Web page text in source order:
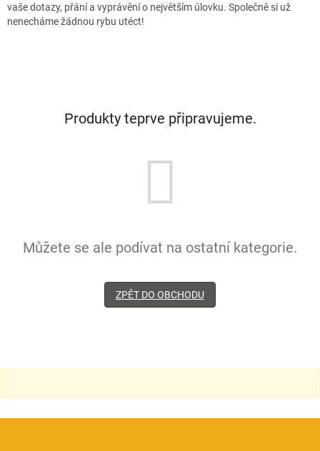
Produkty teprve připravujeme.
Můžete se ale podívat na ostatní kategorie.
ZPĚT DO OBCHODU
vaše dotazy, přání a vyprávění o největším úlovku. Společně si už
nenecháme žádnou rybu utéct!